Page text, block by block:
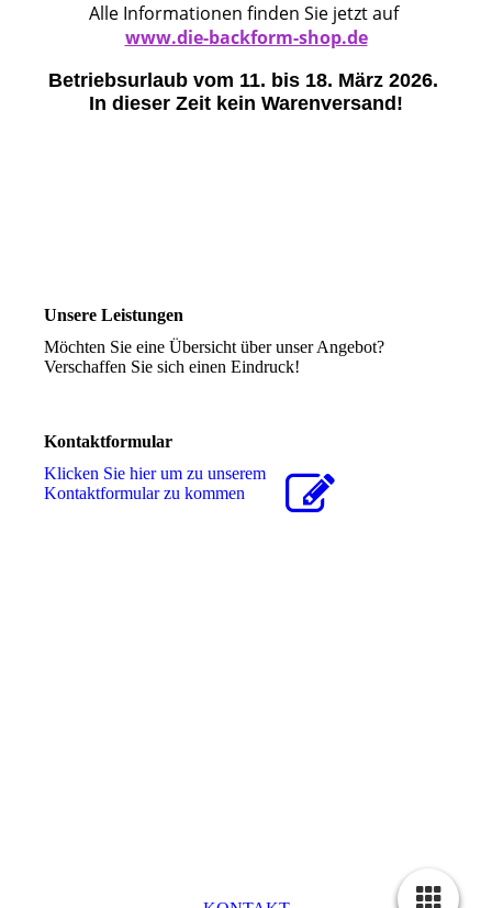
Alle Informationen finden Sie jetzt auf
www.die-backform-shop.de
Betriebsurlaub vom 11. bis 18. März 2026.
In dieser Zeit kein Warenversand!
Unsere Leistungen
Möchten Sie eine Übersicht über unser Angebot?
Verschaffen Sie sich einen Eindruck!
Kontaktformular
Klicken Sie hier um zu unserem
Kon­takt­for­mu­lar zu kommen